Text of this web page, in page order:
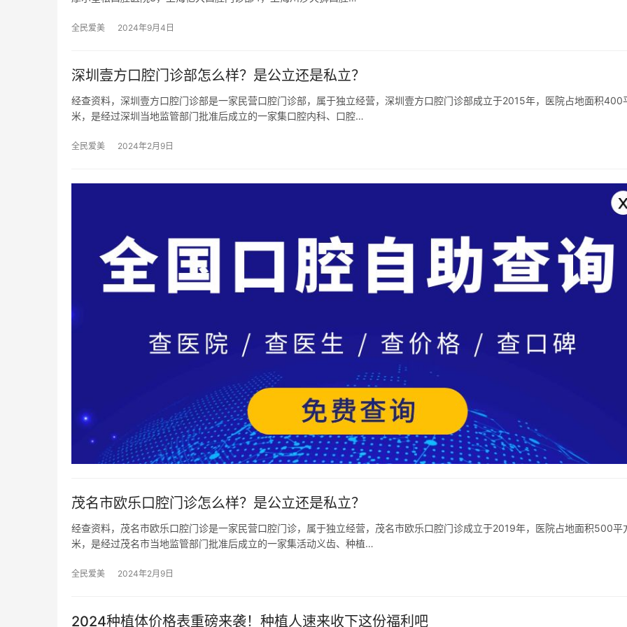
全民爱美 2024年9月4日
深圳壹方口腔门诊部怎么样？是公立还是私立？
经查资料，深圳壹方口腔门诊部是一家民营口腔门诊部，属于独立经营，深圳壹方口腔门诊部成立于2015年，医院占地面积400
米，是经过深圳当地监管部门批准后成立的一家集口腔内科、口腔…
全民爱美 2024年2月9日
茂名市欧乐口腔门诊怎么样？是公立还是私立？
经查资料，茂名市欧乐口腔门诊是一家民营口腔门诊，属于独立经营，茂名市欧乐口腔门诊成立于2019年，医院占地面积500平
米，是经过茂名市当地监管部门批准后成立的一家集活动义齿、种植…
全民爱美 2024年2月9日
2024种植体价格表重磅来袭！种植人速来收下这份福利吧